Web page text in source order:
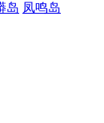
岛 凤鸣岛